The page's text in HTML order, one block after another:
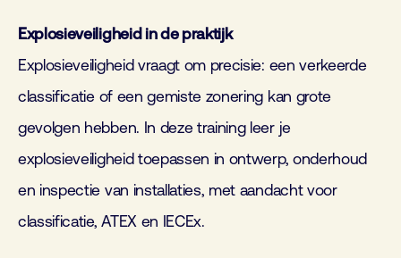
Explosieveiligheid in de praktijk
Explosieveiligheid vraagt om precisie: een verkeerde
classificatie of een gemiste zonering kan grote
gevolgen hebben. In deze training leer je
explosieveiligheid toepassen in ontwerp, onderhoud
en inspectie van installaties, met aandacht voor
classificatie, ATEX en IECEx.